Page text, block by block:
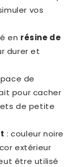
vos
en résine de
durer et
de
pour cacher
de petite
: couleur noire
extérieur
être utilisé